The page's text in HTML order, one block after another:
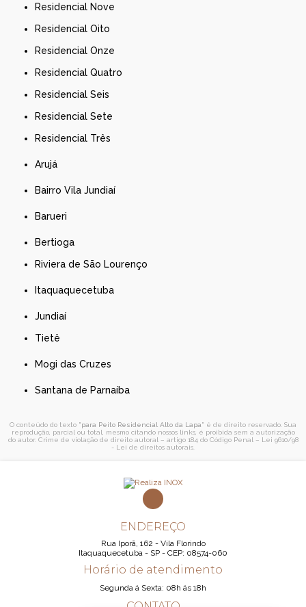
Residencial Nove
Residencial Oito
Residencial Onze
Residencial Quatro
Residencial Seis
Residencial Sete
Residencial Três
Arujá
Bairro Vila Jundiaí
Barueri
Bertioga
Riviera de São Lourenço
Itaquaquecetuba
Jundiaí
Tietê
Mogi das Cruzes
Santana de Parnaíba
O conteúdo do texto "para Peito Residencial Alto da Lapa" é de direito reservado. Sua
reprodução, parcial ou total, mesmo citando nossos links, é proibida sem a autorização
do autor. Crime de violação de direito autoral – artigo 184 do Código Penal – Lei 9610/98
- Lei de direitos autorais
ENDEREÇO
Rua Iporã, 162 - Vila Florindo
Itaquaquecetuba - SP - CEP: 08574-060
Horário de atendimento
Segunda á Sexta: 08h ás 18h